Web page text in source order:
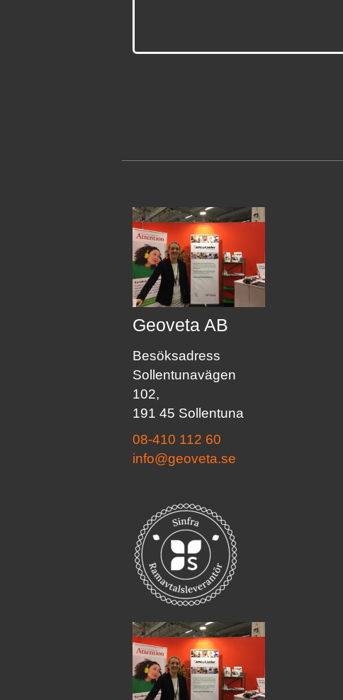
Geoveta AB
Besöksadress
Sollentunavägen
102,
191 45 Sollentuna
08-410 112 60
info@geoveta.se